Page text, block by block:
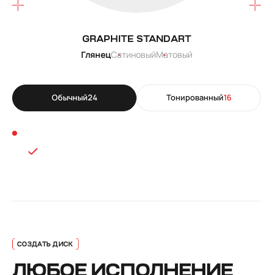
Обычный24 Тонированный16
GRAPHITE STANDART
ГлянецСатиновыйМатовый
ЛЮБОЕ ИСПОЛНЕНИЕ